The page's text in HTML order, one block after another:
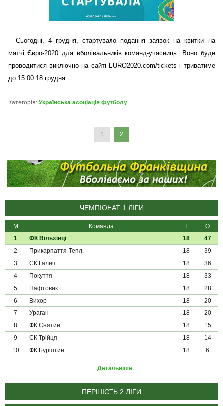
Сьогодні, 4 грудня, стартувало подання заявок на квитки на
матчі Євро-2020 для вболівальників команд-учасниць. Воно буде
проводитися виключно на сайті EURO2020.com/tickets і триватиме
до 15:00 18 грудня.
Категорія: Українська асоціація футболу
1 2
ЧЕМПІОНАТ 1 ЛІГИ
М Команда І
О
1
ФК Вільхівці 18
47
2
Прикарпаття-Тепл. 18
39
3
СК Галич 18
36
4
Покуття 18
33
5
Нафтовик 18
28
6
Вихор 18
20
7
Ураган 18
20
8
ФК Снятин 18
15
9
СК Трійця 18
14
10
ФК Бурштин 18 6
Детальніше
ПЕРШІСТЬ 2 ЛІГИ